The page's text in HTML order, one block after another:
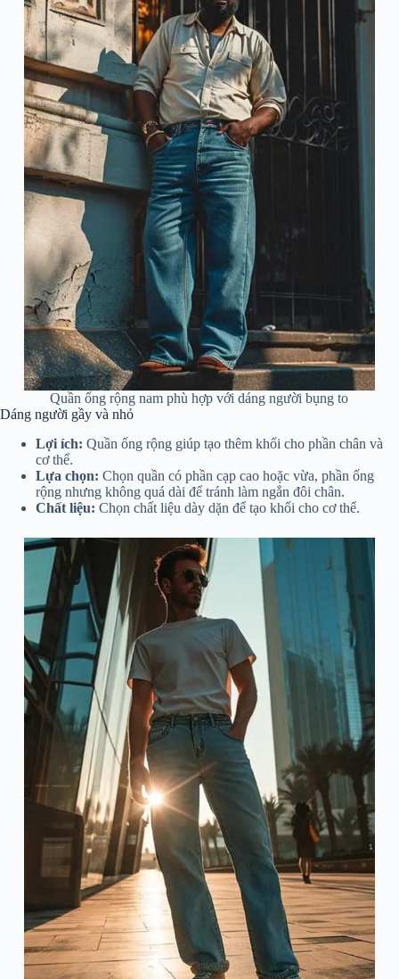
Quần ống rộng nam phù hợp với dáng người bụng to
Dáng người gầy và nhỏ
Lợi ích: Quần ống rộng giúp tạo thêm khối cho phần chân và
cơ thể.
Lựa chọn: Chọn quần có phần cạp cao hoặc vừa, phần ống
rộng nhưng không quá dài để tránh làm ngắn đôi chân.
Chất liệu: Chọn chất liệu dày dặn để tạo khối cho cơ thể.